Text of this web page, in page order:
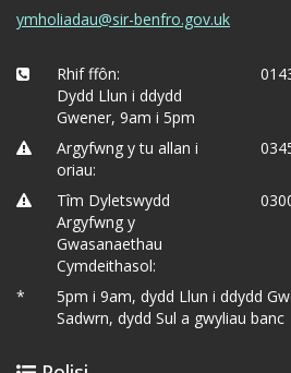
ymholiadau@sir-benfro.gov.uk
Rhif ffôn:
Dydd Llun i ddydd
Gwener, 9am i 5pm
Argyfwng y tu allan i
oriau:
Tîm Dyletswydd
Argyfwng y
Gwasanaethau
Cymdeithasol:
*
5pm i 9am, dydd Llun i ddydd
Sadwrn, dydd Sul a gwyliau banc